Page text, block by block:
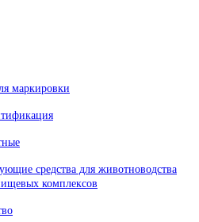
маркировки
средства для животноводства
комплексов